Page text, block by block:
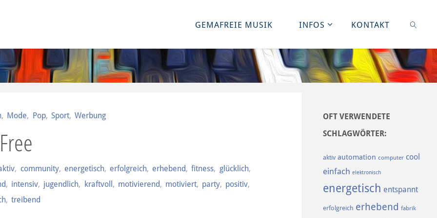
GEMAFREIE MUSIK INFOS KONTAKT
, Mode, Pop, Sport, Werbung
, community, energetisch, erfolgreich, erhebend, fitness, glücklich,
, intensiv, jugendlich, kraftvoll , motivierend, motiviert, party, positiv,
, treibend
OFT VERWENDETE
SCHLAGWÖRTER:
aktiv automation computer cool
einfach elektronisch
energetisch entspannt
erfolgreich erhebend fabrik